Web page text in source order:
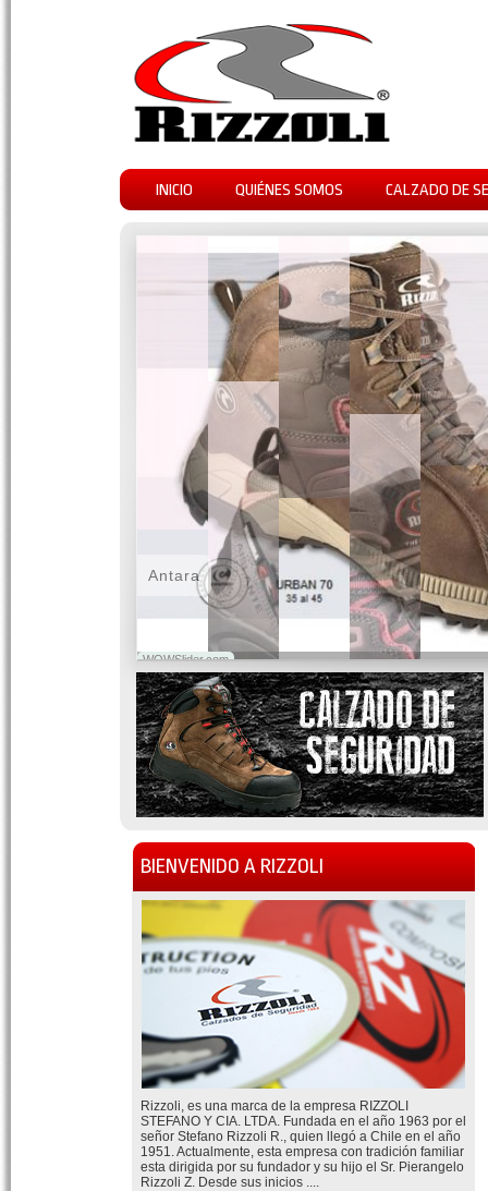
INICIO QUIÉNES SOMOS CALZADO DE
WOWSlider.com
Antara
BIENVENIDO A RIZZOLI
Rizzoli, es una marca de la empresa RIZZOLI
STEFANO Y CIA. LTDA. Fundada en el año 1963 por el
señor Stefano Rizzoli R., quien llegó a Chile en el año
1951. Actualmente, esta empresa con tradición familiar
esta dirigida por su fundador y su hijo el Sr. Pierangelo
Rizzoli Z. Desde sus inicios ....